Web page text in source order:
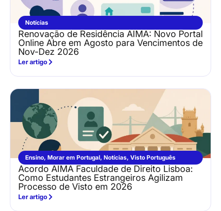
Notícias
Renovação de Residência AIMA: Novo Portal
Online Abre em Agosto para Vencimentos de
Nov-Dez 2026
Ler artigo
Ensino, Morar em Portugal, Notícias, Visto Português
Acordo AIMA Faculdade de Direito Lisboa:
Como Estudantes Estrangeiros Agilizam
Processo de Visto em 2026
Ler artigo